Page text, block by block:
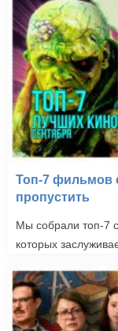
Топ-7 фильмов
пропустить
Мы собрали топ-7
которых